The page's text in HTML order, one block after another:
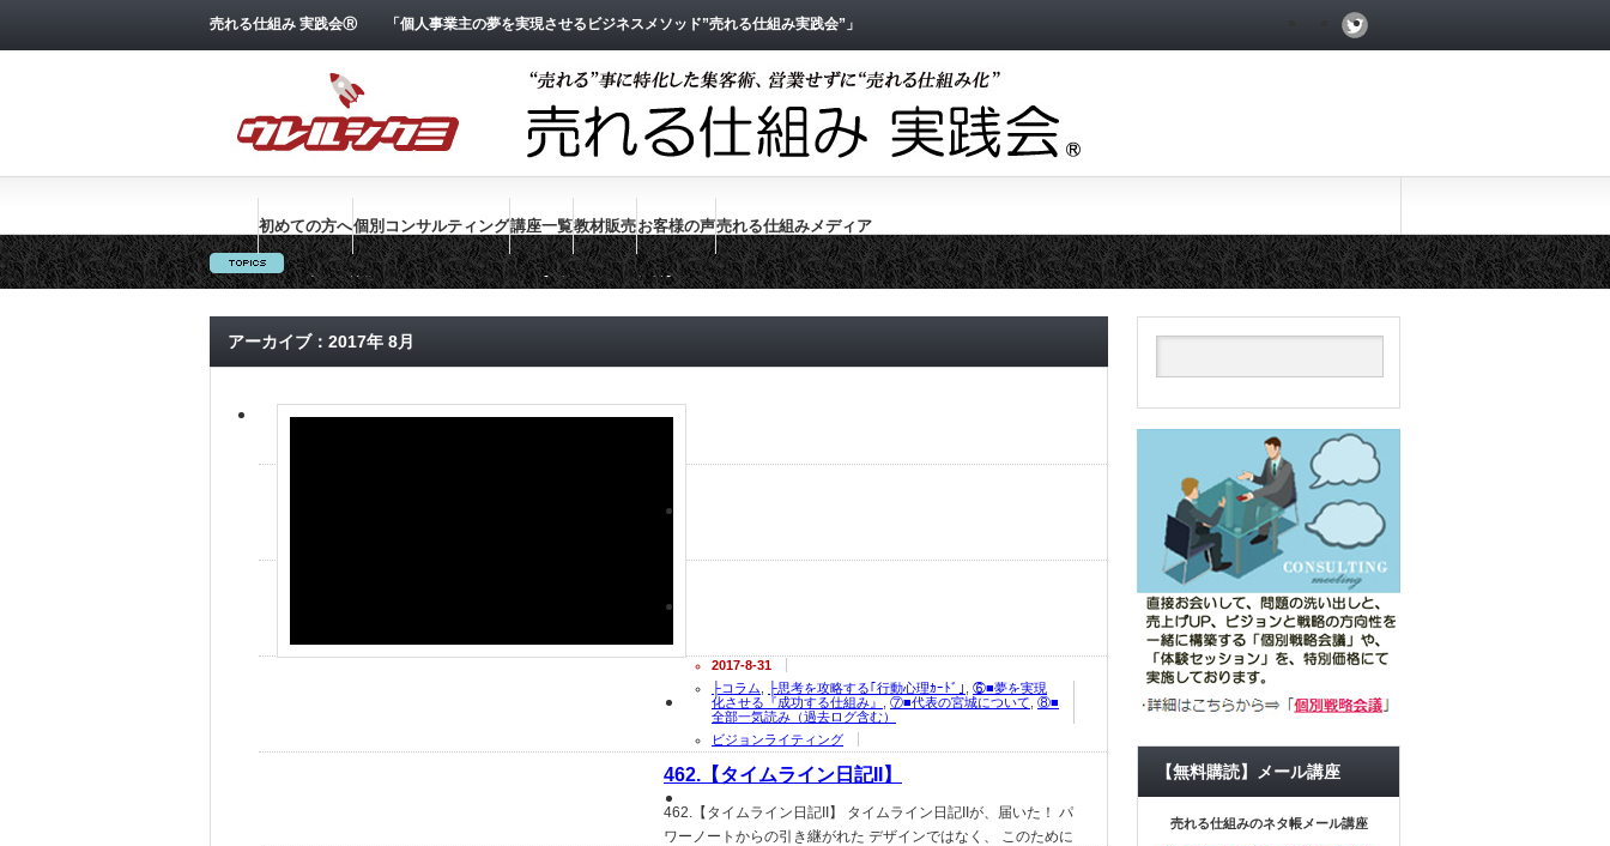
売れる仕組み 実践会Ⓡ 「個人事業主の夢を実現させるビジネスメソッド”売れる仕組み実践会”」
初めての方へ個別コンサルティング講座一覧教材販売お客様の声売れる仕組みメディア
売れる技術１００のチェックリスト【ダウンロード無料】
アーカイブ：2017年 8月
2017-8-31
├コラム
├思考を攻略する｢行動心理ｶｰﾄﾞ｣
⑥■夢を実現
化させる『成功する仕組み』
⑦■代表の宮城について ⑧■
全部一気読み（過去ログ含む）
ビジョンライティング
462.【タイムライン日記II】
462.【タイムライン日記II】 タイムライン日記IIが、届いた！ パ
ワーノートからの引き継がれた デザインではなく、 このために
【無料購読】メール講座
売れる仕組みのネタ帳メール講座